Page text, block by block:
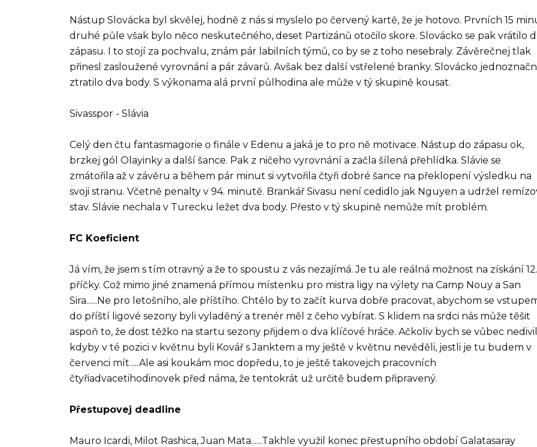
Nástup Slovácka byl skvělej, hodně z nás si myslelo po červený kartě, že je hotovo. Prvních 15
druhé půle však bylo něco neskutečného, deset Partizánů otočilo skore. Slovácko se pak vrátilo
zápasu. I to stojí za pochvalu, znám pár labilních týmů, co by se z toho nesebraly. Závěrečnej tlak
přinesl zasloužené vyrovnání a pár závarů. Avšak bez další vstřelené branky. Slovácko
ztratilo dva body. S výkonama alá první půlhodina ale může v tý skupině kousat.
Sivasspor - Slávia
Celý den čtu fantasmagorie o finále v Edenu a jaká je to pro ně motivace. Nástup do zápasu ok,
brzkej gól Olayinky a další šance. Pak z ničeho vyrovnání a začla šílená přehlídka. Slávie se
zmátořila až v závěru a během pár minut si vytvořila čtyři dobré šance na překlopení výsledku na
svoji stranu. Včetně penalty v 94. minutě. Brankář Sivasu není cedidlo jak Nguyen a udržel
stav. Slávie nechala v Turecku ležet dva body. Přesto v tý skupině nemůže mít problém.
FC Koeficient
Já vím, že jsem s tím otravný a že to spoustu z vás nezajímá. Je tu ale reálná možnost na získání 12.
příčky. Což mimo jiné znamená přímou místenku pro mistra ligy na výlety na Camp Nouy a San
Sira......Ne pro letošního, ale příštího. Chtělo by to začít kurva dobře pracovat, abychom se
do příští ligové sezony byli vyladěný a trenér měl z čeho vybírat. S klidem na srdci nás může těšit
aspoň to, že dost těžko na startu sezony přijdem o dva klíčové hráče. Ačkoliv bych se vůbec
kdyby v té pozici v květnu byli Kovář s Janktem a my ještě v květnu nevěděli, jestli je tu budem v
červenci mít.....Ale asi koukám moc dopředu, to je ještě takovejch pracovních
čtyřiadvacetihodinovek před náma, že tentokrát už určitě budem připravený.
Přestupovej deadline
Mauro Icardi, Milot Rashica, Juan Mata......Takhle využil konec přestupního období Galatasaray